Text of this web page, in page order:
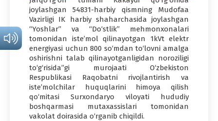
joylashgan 54831-harbiy qismning Mudofaa
Vazirligi IK harbiy shaharchasida joylashgan
“Yoshlar” va “Do‘stlik” mehmonxonalari
tomonidan iste’mol qilinayotgan 1kVt elektr
energiyasi uchun 800 so‘mdan to‘lovni amalga
oshirishni talab qilinayotganligidan noroziligi
to‘g‘risida”gi murojaati O‘zbekiston
Respublikasi Raqobatni rivojlantirish va
iste’molchilar huquqlarini himoya qilish
qo‘mitasi Surxondaryo viloyati hududiy
boshqarmasi mutaxassislari tomonidan
vakolat doirasida o‘rganib chiqildi.